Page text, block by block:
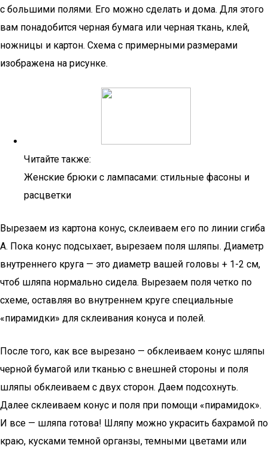
с большими полями. Его можно сделать и дома. Для этого
вам понадобится черная бумага или черная ткань, клей,
ножницы и картон. Схема с примерными размерами
изображена на рисунке.
Читайте также:
Женские брюки с лампасами: стильные фасоны и
расцветки
Вырезаем из картона конус, склеиваем его по линии сгиба
А. Пока конус подсыхает, вырезаем поля шляпы. Диаметр
внутреннего круга — это диаметр вашей головы + 1-2 см,
чтоб шляпа нормально сидела. Вырезаем поля четко по
схеме, оставляя во внутреннем круге специальные
«пирамидки» для склеивания конуса и полей.
После того, как все вырезано — обклеиваем конус шляпы
черной бумагой или тканью с внешней стороны и поля
шляпы обклеиваем с двух сторон. Даем подсохнуть.
Далее склеиваем конус и поля при помощи «пирамидок».
И все — шляпа готова! Шляпу можно украсить бахрамой по
краю, кусками темной органзы, темными цветами или